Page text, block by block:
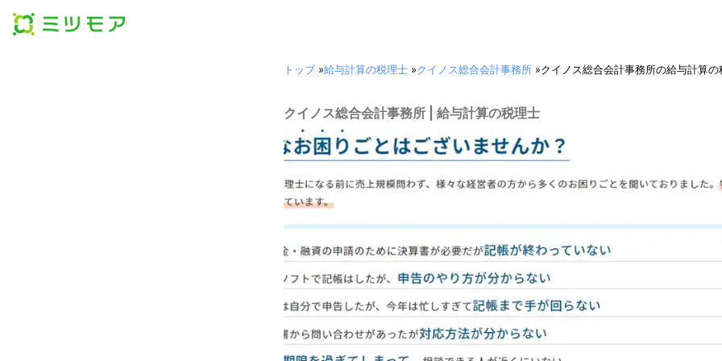
トップ»給与計算の税理士 »クイノス総合会計事務所 »クイノス総合会計事務所の給与計算の
クイノス総合会計事務所 | 給与計算の税理士